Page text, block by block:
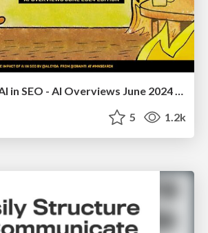
The Impact of AI in SEO - AI Overviews June 2024 Edition
5 1.2k